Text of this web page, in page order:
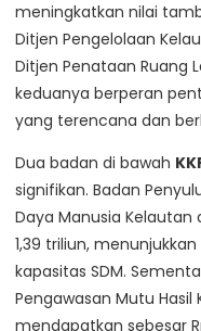
meningkatkan nilai
Ditjen Pengelolaan
Ditjen Penataan Ruang
keduanya berperan
yang terencana dan
Dua badan di bawah
signifikan. Badan
Daya Manusia Kelautan
1,39 triliun,
kapasitas SDM.
Pengawasan Mutu Hasil
mendapatkan sebesar